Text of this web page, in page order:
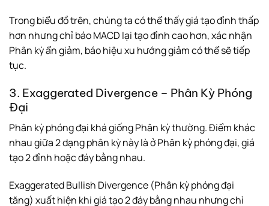
Trong biểu đồ trên, chúng ta có thể thấy giá tạo đỉnh thấp
hơn nhưng chỉ báo MACD lại tạo đỉnh cao hơn, xác nhận
Phân kỳ ẩn giảm, báo hiệu xu hướng giảm có thể sẽ tiếp
tục.
3. Exaggerated Divergence – Phân Kỳ Phóng
Đại
Phân kỳ phóng đại khá giống Phân kỳ thường. Điểm khác
nhau giữa 2 dạng phân kỳ này là ở Phân kỳ phóng đại, giá
tạo 2 đỉnh hoặc đáy bằng nhau.
Exaggerated Bullish Divergence (Phân kỳ phóng đại
tăng) xuất hiện khi giá tạo 2 đáy bằng nhau nhưng chỉ